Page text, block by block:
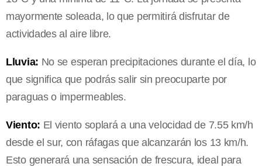
mayormente soleada, lo que permitirá disfrutar de
actividades al aire libre.
Lluvia: No se esperan precipitaciones durante el día, lo
que significa que podrás salir sin preocuparte por
paraguas o impermeables.
Viento: El viento soplará a una velocidad de 7.55 km/h
desde el sur, con ráfagas que alcanzarán los 13 km/h.
Esto generará una sensación de frescura, ideal para